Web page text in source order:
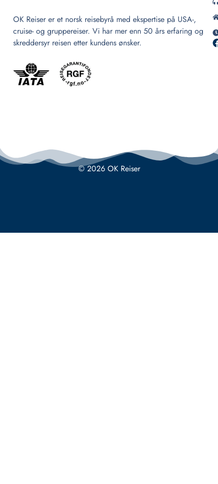
OK Reiser er et norsk reisebyrå med ekspertise på USA-,
cruise- og gruppereiser. Vi har mer enn 50 års erfaring og
skreddersyr reisen etter kundens ønsker.
© 2026 OK Reiser